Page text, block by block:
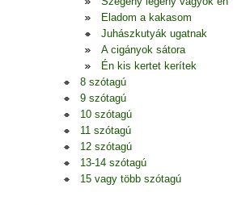
Eladom a kakasom
Juhászkutyák ugatnak
A cigányok sátora
Én kis kertet kerítek
8 szótagú
9 szótagú
10 szótagú
11 szótagú
12 szótagú
13-14 szótagú
15 vagy több szótagú